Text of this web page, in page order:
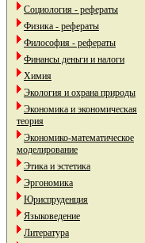
Социология - рефераты
Физика - рефераты
Философия - рефераты
Финансы деньги и налоги
Химия
Экология и охрана природы
Экономика и экономическая
теория
Экономико-математическое
моделирование
Этика и эстетика
Эргономика
Юриспруденция
Языковедение
Литература